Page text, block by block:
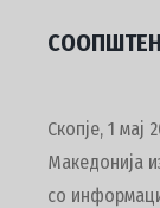
Скопје, 1
Македонија
со